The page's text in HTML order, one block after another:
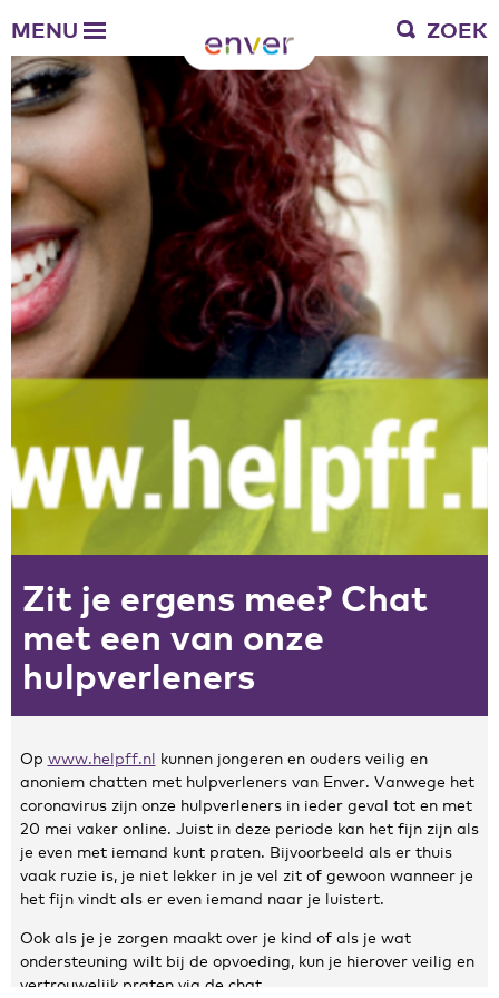
MENU ZOEK
Waar we voor staan
Ons werkgebied
Verantwoording
Bestuur en toezicht
Zakelijke gegevens
Werken bij Enver
Vacatures
Stages
Enver als werkgever
Vrienden van Enver
Nieuws
Contactgegevens
Algemeen
Nieuws
Persoonlijke informatie en privacy
Privacyverklaring website
Klachtenregeling
Contact
Zit je ergens mee? Chat
met een van onze
hulpverleners
Op www.helpff.nl kunnen jongeren en ouders veilig en
anoniem chatten met hulpverleners van Enver. Vanwege het
coronavirus zijn onze hulpverleners in ieder geval tot en met
20 mei vaker online. Juist in deze periode kan het fijn zijn als
je even met iemand kunt praten. Bijvoorbeeld als er thuis
vaak ruzie is, je niet lekker in je vel zit of gewoon wanneer je
het fijn vindt als er even iemand naar je luistert.
Ook als je je zorgen maakt over je kind of als je wat
ondersteuning wilt bij de opvoeding, kun je hierover veilig en
vertrouwelijk praten via de chat.